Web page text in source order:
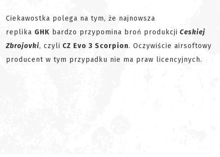
Ciekawostka polega na tym, że najnowsza
replika GHK bardzo przypomina broń produkcji Ceskiej
Zbrojovki, czyli CZ Evo 3 Scorpion. Oczywiście airsoftowy
producent w tym przypadku nie ma praw licencyjnych.